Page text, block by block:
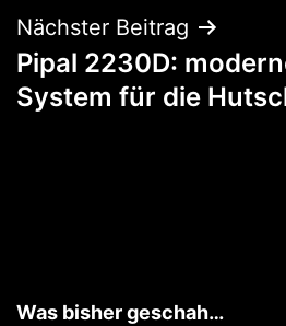
Nächster Beitrag
Pipal 2230D:
System für die
Was bisher geschah…